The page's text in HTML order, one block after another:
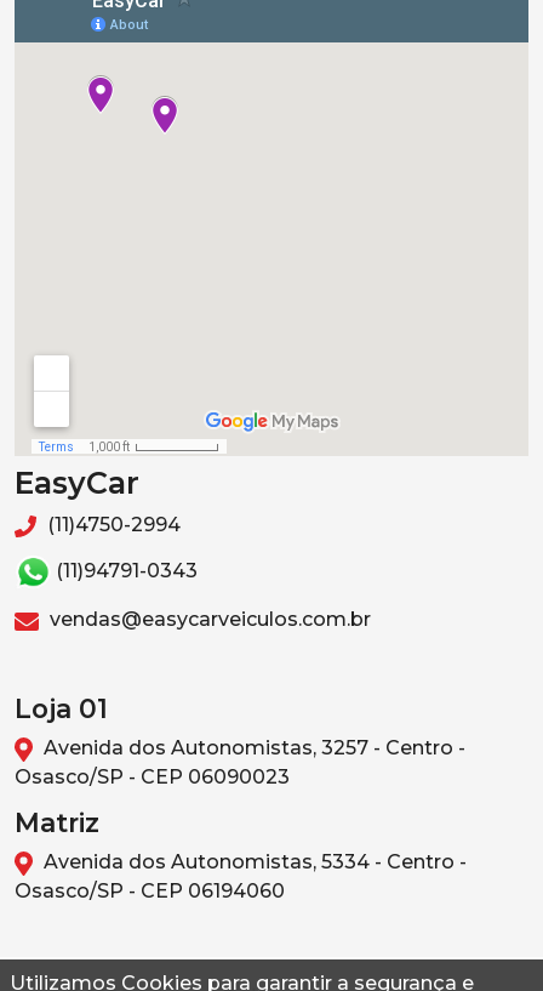
Utilizamos Cookies para garantir a segurança e
EasyCar
(11)4750-2994
(11)94791-0343
vendas@easycarveiculos.com.br
Loja 01
Avenida dos Autonomistas, 3257 - Centro -
Osasco/SP - CEP 06090023
Matriz
Avenida dos Autonomistas, 5334 - Centro -
Osasco/SP - CEP 06194060